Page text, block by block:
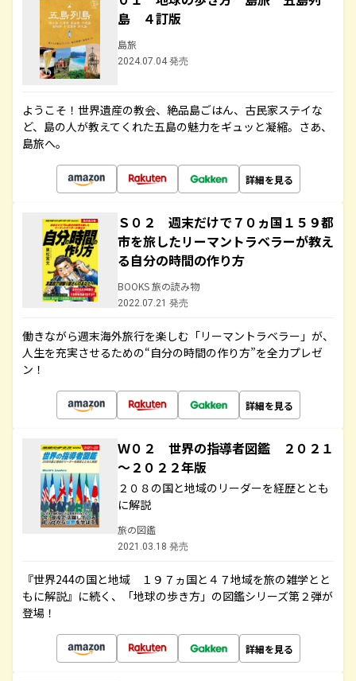
島 ４訂版
島旅
2024.07.04 発売
ようこそ！世界遺産の教会、絶品島ごはん、古民家ステイな
ど、島の人が教えてくれた五島の魅力をギュッと凝縮。さあ、
島旅へ。
詳細を見る
Ｓ０２ 週末だけで７０ヵ国１５９都
市を旅したリーマントラベラーが教え
る自分の時間の作り方
BOOKS 旅の読み物
2022.07.21 発売
働きながら週末海外旅行を楽しむ「リーマントラベラー」が、
人生を充実させるための“自分の時間の作り方”を全力プレゼ
ン！
詳細を見る
Ｗ０２ 世界の指導者図鑑 ２０２１
～２０２２年版
２０８の国と地域のリーダーを経歴ととも
に解説
旅の図鑑
2021.03.18 発売
『世界244の国と地域 １９７ヵ国と４７地域を旅の雑学とと
もに解説』に続く、「地球の歩き方」の図鑑シリーズ第２弾が
登場！
詳細を見る